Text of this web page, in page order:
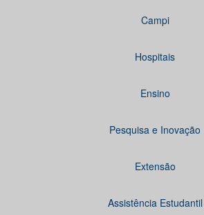
Campi
Hospitais
Ensino
Pesquisa e Inovação
Extensão
Assistência Estudantil